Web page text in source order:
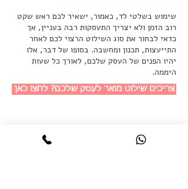
שימוש בשלטי לד, כאמור, ישאיר לכם ראש שקט
רוב הזמן ולא יצריך התעסקות רבה בעניין, אך
כדאי לבחור את סוג השילוט הרצוי לכם לאחר
התייעצות, תכנון ומחשבה. בסופו של דבר, אלו
יהיו הפנים של העסק שלכם, לאורך כל שעות
היממה.
צריכים שילוט מואר לעסק שלכם? לחצו כאן